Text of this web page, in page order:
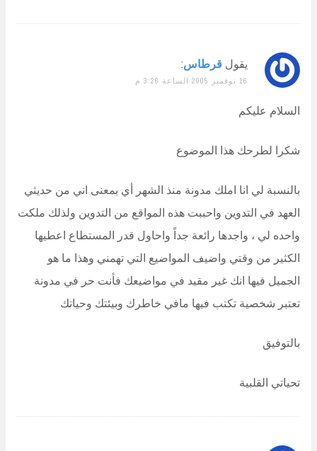
يقول قرطاس:
16 نوفمبر 2005 الساعة 3:26 م
السلام عليكم
شكرا لطرحك هذا الموضوع
بالنسبة لي انا املك مدونة منذ الشهر أي بمعنى اني من حديثي
العهد في التدوين واحببت هذه المواقع من التدوين ولذلك ملكت
واحده لي ، واجدها رائعة جداً واحاول قدر المستطاع اعطيها
الكثير من وقتي واضيف المواضيع التي تهمني وهذا ما هو
الجميل فيها انك غير مقيد في مواضيعك فأنت حر في مدونة
تعتبر شخصية تكتب فيها مافي خاطرك وبيئتك وحياتك
بالتوفيق
تحياتي القلبية